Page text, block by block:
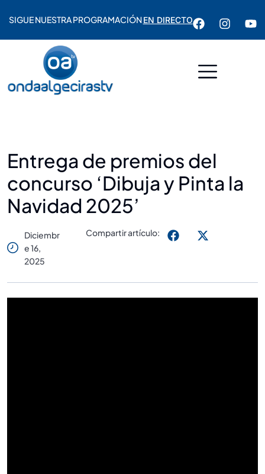
SIGUE NUESTRA PROGRAMACIÓNEN DIRECTO
Entrega de premios del
concurso ‘Dibuja y Pinta la
Navidad 2025’
Diciembr
E 16,
2025
Compartir artículo: